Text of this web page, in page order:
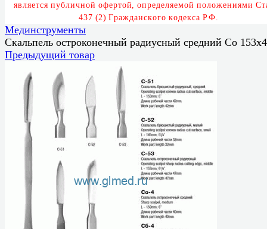
является публичной офертой, определяемой положениями Ст
437 (2) Гражданского кодекса РФ.
Мединструменты
Скальпель остроконечный радиусный средний Со
Предыдущий товар